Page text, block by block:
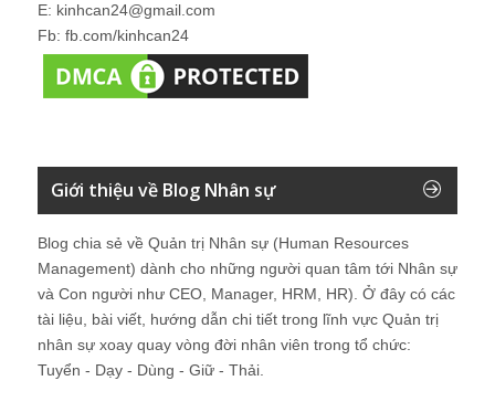
E: kinhcan24@gmail.com
Fb: fb.com/kinhcan24
Giới thiệu về Blog Nhân sự
Blog chia sẻ về Quản trị Nhân sự (Human Resources
Management) dành cho những người quan tâm tới Nhân sự
và Con người như CEO, Manager, HRM, HR). Ở đây có các
tài liệu, bài viết, hướng dẫn chi tiết trong lĩnh vực Quản trị
nhân sự xoay quay vòng đời nhân viên trong tổ chức:
Tuyển - Dạy - Dùng - Giữ - Thải.